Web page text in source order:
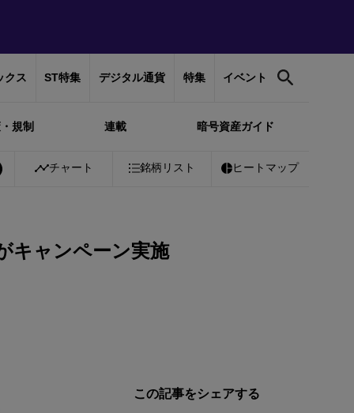
クス ST特集 デジタル通貨 特集 イベント
規制 連載 暗号資産ガイド
チャート 銘柄リスト ヒートマップ
キャンペーン実施
この記事をシェアする